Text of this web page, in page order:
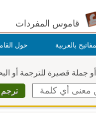
قاموس المفردات
بالعربية حول
جملة قصيرة للترجمة أو